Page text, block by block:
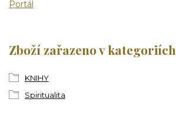
Portál
Zboží zařazeno v kategoriích
KNIHY
Spiritualita